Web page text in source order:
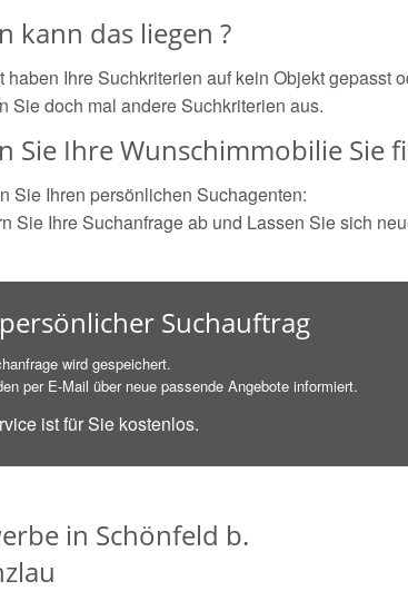
kann das liegen ?
haben Ihre Suchkriterien auf kein Objekt gepasst
Sie doch mal andere Suchkriterien aus.
Sie Ihre Wunschimmobilie Sie
Sie Ihren persönlichen Suchagenten:
Sie Ihre Suchanfrage ab und Lassen Sie sich
Suchauftrag
wird gespeichert.
per E-Mail über neue passende Angebote informiert.
ist für Sie kostenlos.
in Schönfeld b.